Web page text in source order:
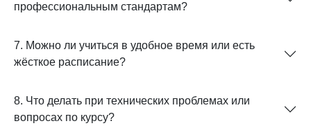
профессиональным стандартам?
7. Можно ли учиться в удобное время или есть
жёсткое расписание?
8. Что делать при технических проблемах или
вопросах по курсу?